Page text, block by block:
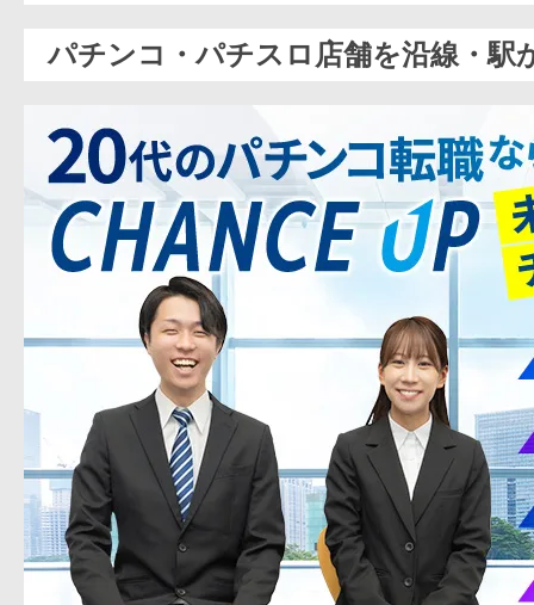
パチンコ・パチスロ店舗を沿線・駅